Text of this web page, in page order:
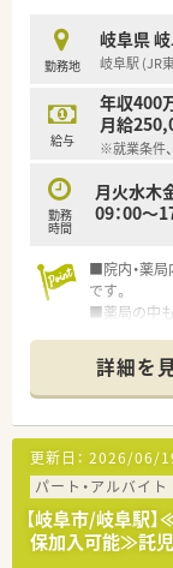
■定着率も
です。
勤務地
岐阜県
岐阜駅 (JR
給与
年収400
月給
※就業条件
勤務
時間
月火水木
09：00～
■院内・薬
です。
■薬局の中も
迎！未経験
詳細を
更新日： 2026/06/
パート・アルバイト
【岐阜市/岐阜駅
保加入可能≫託